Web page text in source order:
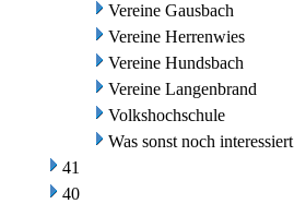
Vereine Gausbach
Vereine Herrenwies
Vereine Hundsbach
Vereine Langenbrand
Volkshochschule
Was sonst noch interessiert
41
40